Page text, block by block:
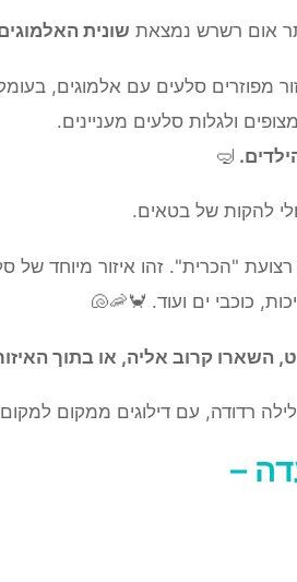
אום רשרש נמצאת שונית
מפוזרים סלעים עם אלמוגים,
ולגלות סלעים מעניינים.
🤿
להקות של בטאים.
"הכרית". זהו איזור מיוחד
כוכבי ים ועוד. 🦀🦐🐚
השארו קרוב אליה, או בתוך
רדודה, עם דילוגים ממקום
–